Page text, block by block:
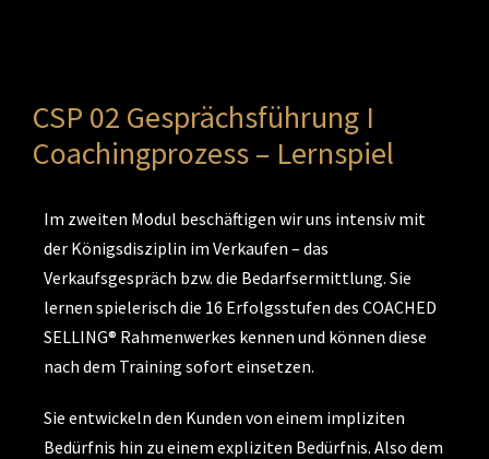
CSP 02 Gesprächsführung I
Coachingprozess – Lernspiel
Im zweiten Modul beschäftigen wir uns intensiv mit
der Königsdisziplin im Verkaufen – das
Verkaufsgespräch bzw. die Bedarfsermittlung. Sie
lernen spielerisch die 16 Erfolgsstufen des COACHED
SELLING® Rahmenwerkes kennen und können diese
nach dem Training sofort einsetzen.
Sie entwickeln den Kunden von einem impliziten
Bedürfnis hin zu einem expliziten Bedürfnis. Also dem